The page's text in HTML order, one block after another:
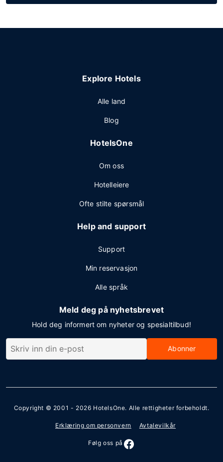
Explore Hotels
Alle land
Blog
HotelsOne
Om oss
Hotelleiere
Ofte stilte spørsmål
Help and support
Support
Min reservasjon
Alle språk
Meld deg på nyhetsbrevet
Hold deg informert om nyheter og spesialtilbud!
Abonner
Copyright © 2001 - 2026 HotelsOne. Alle rettigheter forbeholdt.
Erklæring om personvern Avtalevilkår
Følg oss på